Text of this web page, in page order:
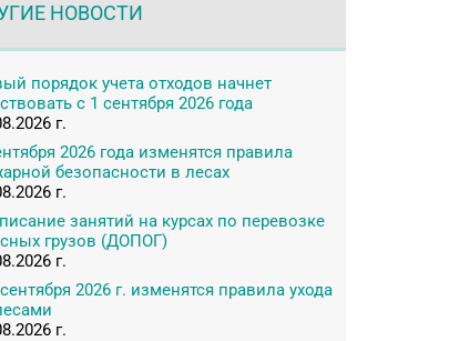
НОВОСТИ
порядок учета отходов начнет
с 1 сентября 2026 года
г.
2026 года изменятся правила
безопасности в лесах
г.
занятий на курсах по перевозке
грузов (ДОПОГ)
г.
2026 г. изменятся правила ухода
г.